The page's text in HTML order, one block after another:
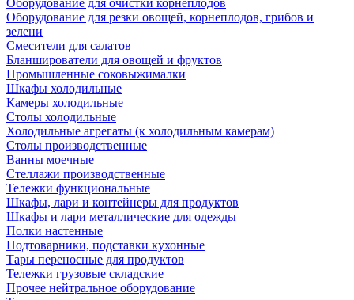
Оборудование для очистки корнеплодов
Оборудование для резки овощей, корнеплодов, грибов и
зелени
Смесители для салатов
Бланширователи для овощей и фруктов
Промышленные соковыжималки
Шкафы холодильные
Камеры холодильные
Столы холодильные
Холодильные агрегаты (к холодильным камерам)
Столы производственные
Ванны моечные
Стеллажи производственные
Тележки функциональные
Шкафы, лари и контейнеры для продуктов
Шкафы и лари металлические для одежды
Полки настенные
Подтоварники, подставки кухонные
Тары переносные для продуктов
Тележки грузовые складские
Прочее нейтральное оборудование